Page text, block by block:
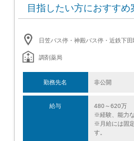
目指したい方におすすめ
日笠バス停・神殿バス停・近鉄下田
調剤薬局
勤務先名 非公開
給与
480～620万
※経験、能力
※月給には固
す。